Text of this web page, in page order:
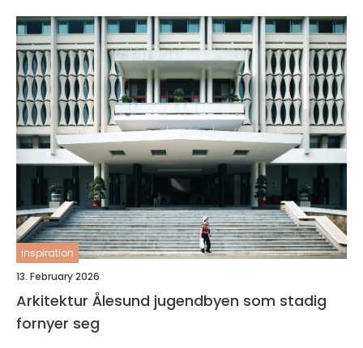
inspiration
13. February 2026
Arkitektur Ålesund jugendbyen som stadig
fornyer seg